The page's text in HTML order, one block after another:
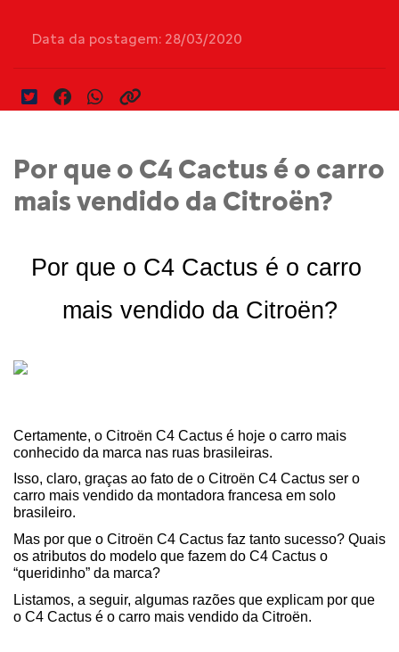
Data da postagem: 28/03/2020
Por que o C4 Cactus é o carro
mais vendido da Citroën?
Por que o C4 Cactus é o carro
mais vendido da Citroën?
Certamente, o Citroën C4 Cactus é hoje o carro mais
conhecido da marca nas ruas brasileiras.
Isso, claro, graças ao fato de o Citroën C4 Cactus ser o
carro mais vendido da montadora francesa em solo
brasileiro.
Mas por que o Citroën C4 Cactus faz tanto sucesso? Quais
os atributos do modelo que fazem do C4 Cactus o
“queridinho” da marca?
Listamos, a seguir, algumas razões que explicam por que
o C4 Cactus é o carro mais vendido da Citroën.